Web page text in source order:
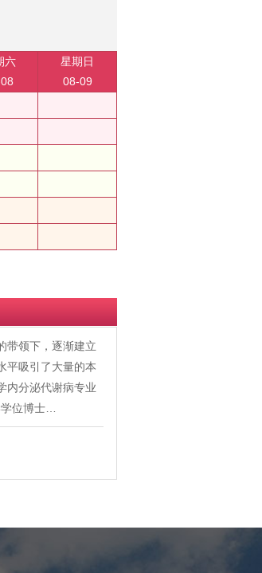
六
星期日
08-09
带领下，逐渐建立
平吸引了大量的本
内分泌代谢病专业
位博士…